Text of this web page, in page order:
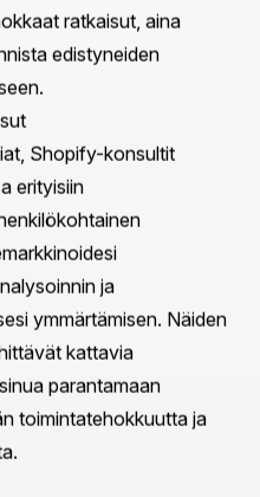
oivalluksia
jotka haluavat
He navigoivat
kentässä varmistaen,
menestyy
Tämä blogi tutkii
voi tarjota,
perustuvia päätöksiä
Lopuksi ymmärrät, kuinka
virtaviivaistaa toimintoja,
menestyvämpään